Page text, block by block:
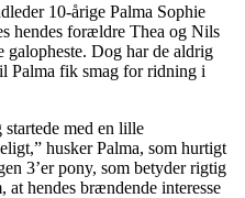
10-årige Palma Sophie
hendes forældre Thea og Nils
galopheste. Dog har de aldrig
Palma fik smag for ridning i
med en lille
husker Palma, som hurtigt
3’er pony, som betyder rigtig
at hendes brændende interesse